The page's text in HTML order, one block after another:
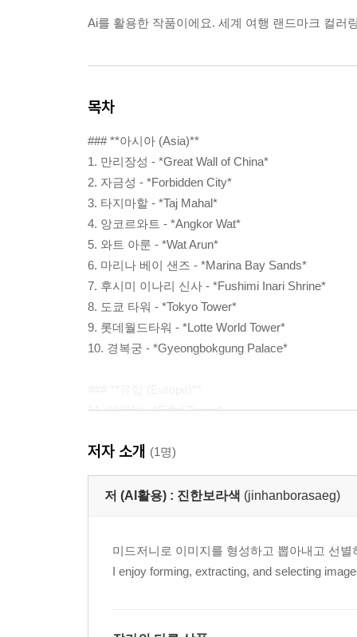
Ai를 활용한 작품이에요. 세계 여행 랜드마크 컬러
목차
### **아시아 (Asia)**
1. 만리장성 - *Great Wall of China*
2. 자금성 - *Forbidden City*
3. 타지마할 - *Taj Mahal*
4. 앙코르와트 - *Angkor Wat*
5. 와트 아룬 - *Wat Arun*
6. 마리나 베이 샌즈 - *Marina Bay Sands*
7. 후시미 이나리 신사 - *Fushimi Inari Shrine*
8. 도쿄 타워 - *Tokyo Tower*
9. 롯데월드타워 - *Lotte World Tower*
10. 경복궁 - *Gyeongbokgung Palace*
11. 에펠탑 - *Eiffel Tower*
13. 빅벤 - *Big Ben*
14. 버킹엄 궁전 - *Buckingham Palace*
15. 피사의 사탑 - *Leaning Tower of Pisa*
18. 사그라다 파밀리아 - *Sagrada Familia*
19. 브란덴부르크 문 - *Brandenburg Gate*
저자 소개 (1명)
저 (AI활용) : 진한보라색 (jinhanborasaeg)
미드저니로 이미지를 형성하고 뽑아내고 선
I enjoy forming, extracting, and selecting